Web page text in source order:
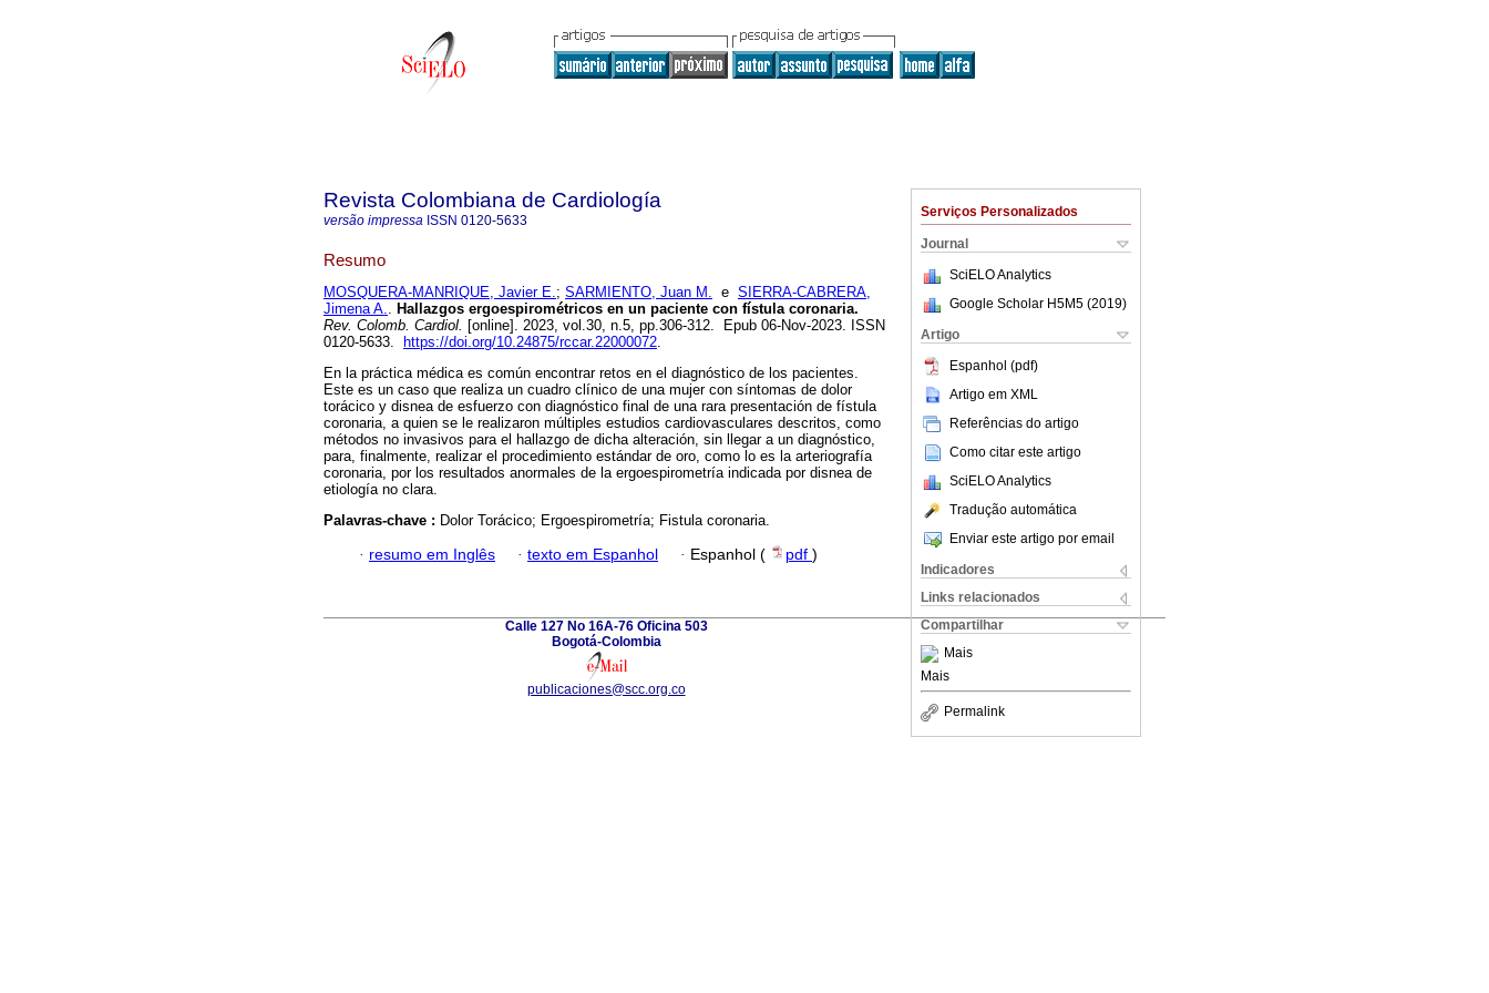
Serviços Personalizados
Journal
SciELO Analytics
Google Scholar H5M5 (2019)
Artigo
Espanhol (pdf)
Artigo em XML
Referências do artigo
Como citar este artigo
SciELO Analytics
Tradução automática
Enviar este artigo por email
Indicadores
Links relacionados
Compartilhar
Mais
Mais
Permalink
Revista Colombiana de Cardiología
versão impressa ISSN 0120-5633
Resumo
MOSQUERA-MANRIQUE, Javier E.; SARMIENTO, Juan M. e SIERRA-CABRERA,
Jimena A.. Hallazgos ergoespirométricos en un paciente con fístula coronaria.
Rev. Colomb. Cardiol. [online]. 2023, vol.30, n.5, pp.306-312. Epub 06-Nov-2023. ISSN
0120-5633.
https://doi.org/10.24875/rccar.22000072.
En la práctica médica es común encontrar retos en el diagnóstico de los pacientes.
Este es un caso que realiza un cuadro clínico de una mujer con síntomas de dolor
torácico y disnea de esfuerzo con diagnóstico final de una rara presentación de fístula
coronaria, a quien se le realizaron múltiples estudios cardiovasculares descritos, como
métodos no invasivos para el hallazgo de dicha alteración, sin llegar a un diagnóstico,
para, finalmente, realizar el procedimiento estándar de oro, como lo es la arteriografía
coronaria, por los resultados anormales de la ergoespirometría indicada por disnea de
etiología no clara.
Palavras-chave : Dolor Torácico; Ergoespirometría; Fistula coronaria.
· resumo em Inglês · texto em Espanhol · Espanhol ( pdf )
Calle 127 No 16A-76 Oficina 503
Bogotá-Colombia
publicaciones@scc.org.co